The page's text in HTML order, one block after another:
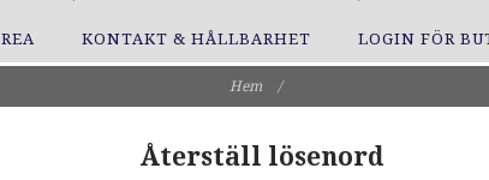
REA KONTAKT & HÅLLBARHET LOGIN FÖR
Hem /
Återställ lösenord